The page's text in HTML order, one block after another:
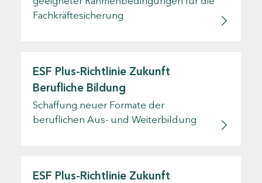
Fachkräftesicherung
ESF Plus-Richtlinie Zukunft
Berufliche Bildung
Schaffung neuer Formate der
beruflichen Aus- und Weiterbildung
ESF Plus-Richtlinie Zukunft